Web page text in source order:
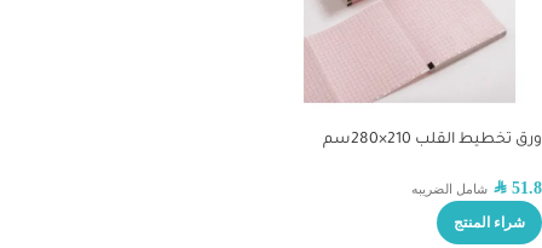
ورق تخطيط القلب 210×280سم
SAR 51.8 شامل الضريبه
شراء المنتج